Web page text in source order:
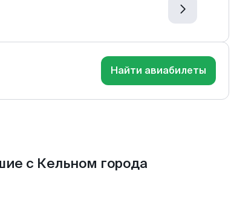
Найти авиабилеты
с Кельном города